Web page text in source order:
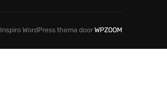
Inspiro WordPress thema doorWPZOOM